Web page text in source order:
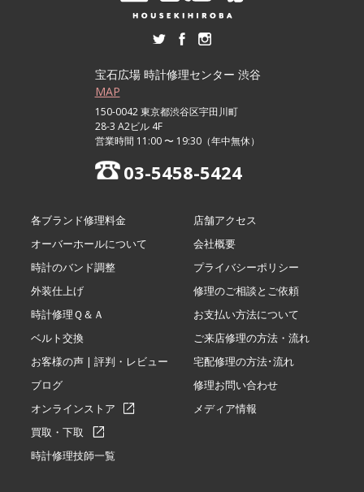
宝石広場 時計修理センター 渋谷
MAP
150-0042 東京都渋谷区宇田川町
28-3 A2ビル 4F
営業時間 11:00 〜 19:30（年中無休）
03-5458-5424
各ブランド修理料金
オーバーホールについて
時計のバンド調整
外装仕上げ
時計修理Ｑ＆Ａ
ベルト交換
お客様の声 | 評判・レビュー
ブログ
オンラインストア
買取・下取
時計修理技師一覧
店舗アクセス
会社概要
プライバシーポリシー
修理のご相談とご依頼
お支払い方法について
ご来店修理の方法・流れ
宅配修理の方法･流れ
修理お問い合わせ
メディア情報